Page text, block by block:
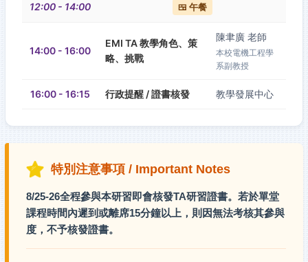
12:00 - 14:00 🍱 午餐
14:00 - 16:00
EMI TA 教學角色、策
略、挑戰
陳聿廣 老師
本校電機工程學
系副教授
16:00 - 16:15 行政提醒 / 證書核發 教學發展中心
特別注意事項 / Important Notes
8/25-26全程參與本研習即會核發TA研習證書。若於單堂
課程時間內遲到或離席15分鐘以上，則因無法考核其參與
度，不予核發證書。